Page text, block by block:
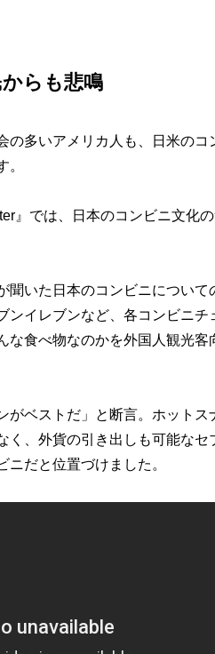
らも悲鳴
多いアメリカ人も、日米のコ
。
では、日本のコンビニ文化の
聞いた日本のコンビニについ
イレブンなど、各コンビニチ
食べ物なのかを外国人観光客
ベストだ」と断言。ホットス
く、外貨の引き出しも可能なセ
だと位置づけました。